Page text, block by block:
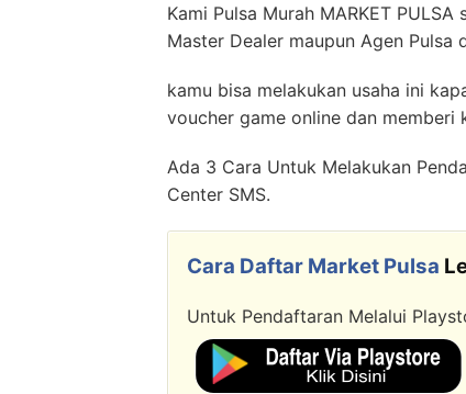
Kami Pulsa Murah MARKET
Master Dealer maupun Agen
kamu bisa melakukan usaha ini
voucher game online dan
Ada 3 Cara Untuk Melakukan
Center SMS.
Cara Daftar Market Pulsa
Untuk Pendaftaran Melalui